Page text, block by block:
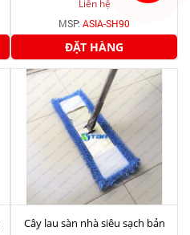
Liên hệ
MSP: ASIA-SH90
ĐẶT HÀNG
Cây lau sàn nhà siêu sạch bản